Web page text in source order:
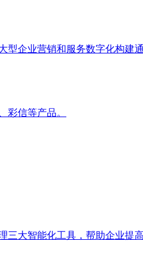
型企业营销和服务数字化构建
彩信等产品。
三大智能化工具，帮助企业提